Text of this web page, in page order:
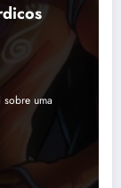
uma